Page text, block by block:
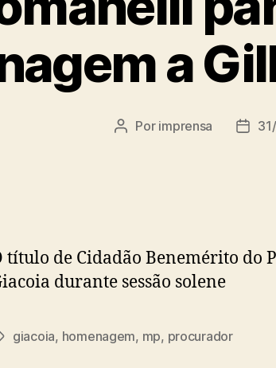
a
Autor
Por imprensa
Data
título de Cidadão Benemérito do
durante sessão solene
giacoia, homenagem, mp, procurador